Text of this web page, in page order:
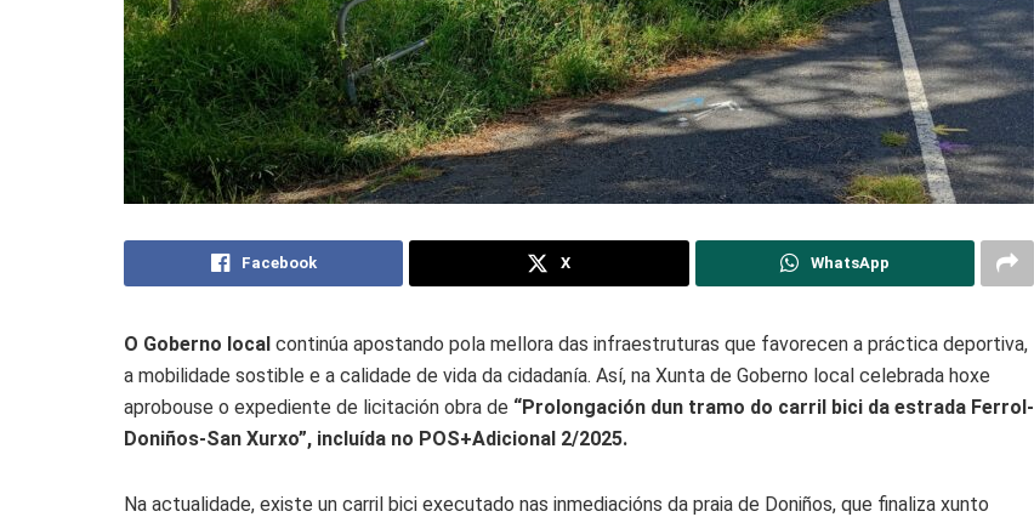
Facebook X WhatsApp
O Goberno local continúa apostando pola mellora das infraestruturas que favorecen a práctica deportiva,
a mobilidade sostible e a calidade de vida da cidadanía. Así, na Xunta de Goberno local celebrada hoxe
aprobouse o expediente de licitación obra de “Prolongación dun tramo do carril bici da estrada Ferrol-
Doniños-San Xurxo”, incluída no POS+Adicional 2/2025.
Na actualidade, existe un carril bici executado nas inmediacións da praia de Doniños, que finaliza xunto